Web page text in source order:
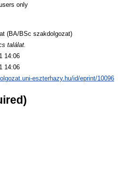
only
(BA/BSc szakdolgozat)
találat.
14:06
14:06
eszterhazy.hu/id/eprint/10096